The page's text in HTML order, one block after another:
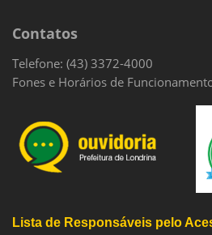
Contatos
Telefone: (43) 3372-4000
Fones e Horários de
Lista de Responsáveis pelo